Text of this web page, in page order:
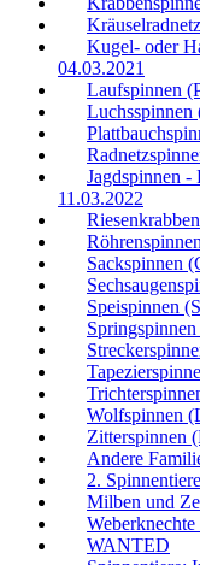
Kugel- oder
04.03.2021
Laufspinnen
Luchsspinnen
Jagdspinnen -
11.03.2022
Sackspinnen
Speispinnen
Wolfspinnen
Zitterspinnen
Andere
2.
Milben und
WANTED